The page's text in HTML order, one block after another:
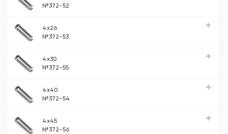
№372-52
4x26
№372-53
4x30
№372-55
4x40
№372-54
4x45
№372-56